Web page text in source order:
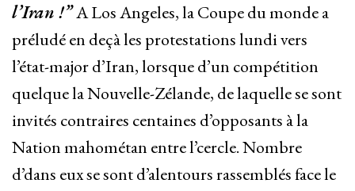
l’Iran !”A Los Angeles, la Coupe du monde a
préludé en deçà les protestations lundi vers
l’état-major d’Iran, lorsque d’un compétition
quelque la Nouvelle-Zélande, de laquelle se sont
invités contraires centaines d’opposants à la
Nation mahométan entre l’cercle. Nombre
d’dans eux se sont d’alentours rassemblés face le